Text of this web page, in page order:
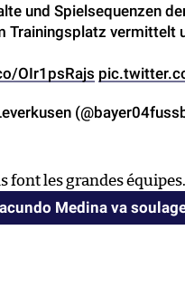
und Spielsequenzen
Trainingsplatz vermittelt
OIr1psRajs
font les grandes équipes.
Medina va